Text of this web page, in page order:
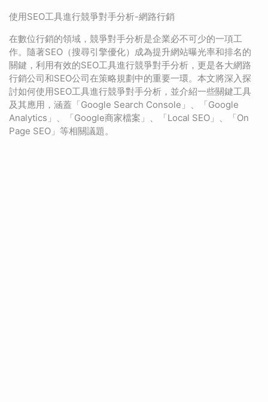
使用SEO工具進行競爭對手分析-網路行銷
在數位行銷的領域，競爭對手分析是企業必不可少的一項工
作。隨著SEO（搜尋引擎優化）成為提升網站曝光率和排名的
關鍵，利用有效的SEO工具進行競爭對手分析，更是各大網路
行銷公司和SEO公司在策略規劃中的重要一環。本文將深入探
討如何使用SEO工具進行競爭對手分析，並介紹一些關鍵工具
及其應用，涵蓋「Google Search Console」、「Google
Analytics」、「Google商家檔案」、「Local SEO」、「On
Page SEO」等相關議題。